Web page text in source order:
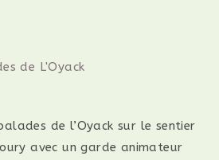
de L'Oyack
de l’Oyack sur le sentier
avec un garde animateur